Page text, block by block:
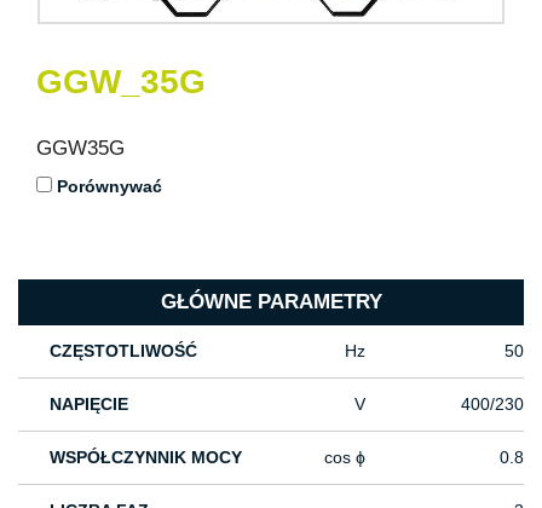
GGW_35G
GGW35G
Porównywać
GŁÓWNE PARAMETRY
CZĘSTOTLIWOŚĆ Hz 50
NAPIĘCIE V 400/230
WSPÓŁCZYNNIK MOCY cos ϕ 0.8